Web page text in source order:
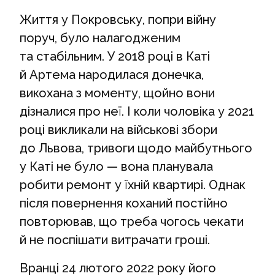
Життя у Покровську, попри війну
поруч, було налагодженим
та стабільним. У 2018 році в Каті
й Артема народилася донечка,
викохана з моменту, щойно вони
дізналися про неї. І коли чоловіка у 2021
році викликали на військові збори
до Львова, тривоги щодо майбутнього
у Каті не було — вона планувала
робити ремонт у їхній квартирі. Однак
після повернення коханий постійно
повторював, що треба чогось чекати
й не поспішати витрачати гроші.
Вранці 24 лютого 2022 року його